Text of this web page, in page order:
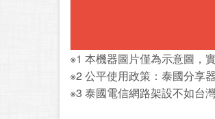
※1 本機器圖片僅為示意圖，
※2 公平使用政策：泰國分享
※3 泰國電信網路架設不如台